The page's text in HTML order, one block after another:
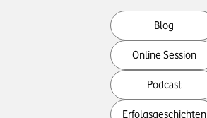
Filter
your
MediaType
Blog
Online Session
Podcast
Erfolgsgeschichten